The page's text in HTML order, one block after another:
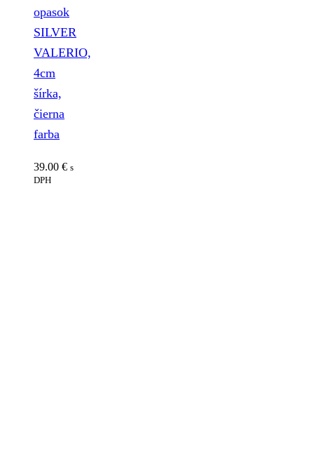
opasok
SILVER
VALERIO,
4cm
šírka,
čierna
farba
39.00 € s
DPH